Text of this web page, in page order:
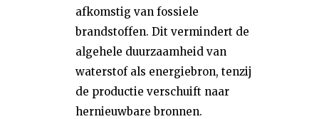
afkomstig van fossiele
brandstoffen. Dit vermindert de
algehele duurzaamheid van
waterstof als energiebron, tenzij
de productie verschuift naar
hernieuwbare bronnen.